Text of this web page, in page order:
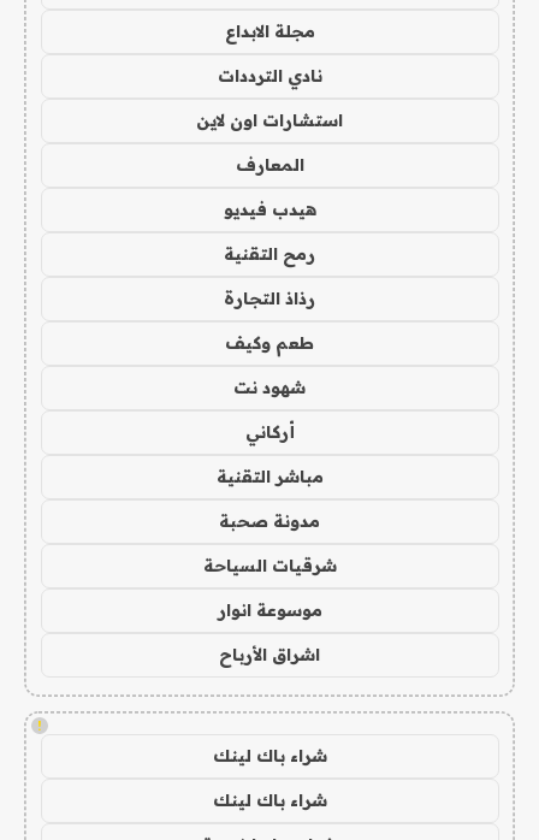
مجلة الابداع
نادي الترددات
استشارات اون لاين
المعارف
هيدب فيديو
رمح التقنية
رذاذ التجارة
طعم وكيف
شهود نت
أركاني
مباشر التقنية
مدونة صحبة
شرقيات السياحة
موسوعة انوار
اشراق الأرباح
!
شراء باك لينك
شراء باك لينك